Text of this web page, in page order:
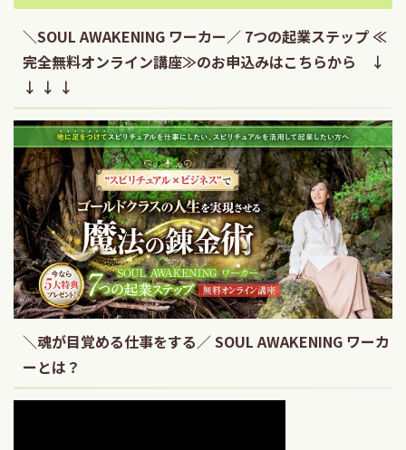
＼SOUL AWAKENING ワーカー／ 7つの起業ステップ ≪
完全無料オンライン講座≫のお申込みはこちらから ↓
↓ ↓ ↓
＼魂が目覚める仕事をする／ SOUL AWAKENING ワーカ
ーとは？